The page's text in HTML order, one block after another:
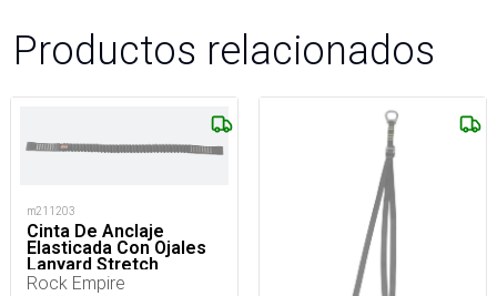
Productos relacionados
m211203
Cinta De Anclaje
Elasticada Con Ojales
Lanyard Stretch
Rock Empire